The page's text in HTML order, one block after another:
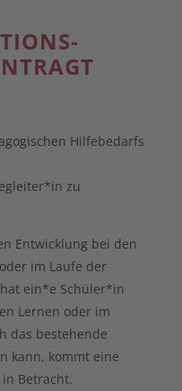
Hilfebedarfs
zu
Entwicklung bei den
im Laufe der
ein*e Schüler*in
Lernen oder im
das bestehende
kann, kommt eine
Betracht.